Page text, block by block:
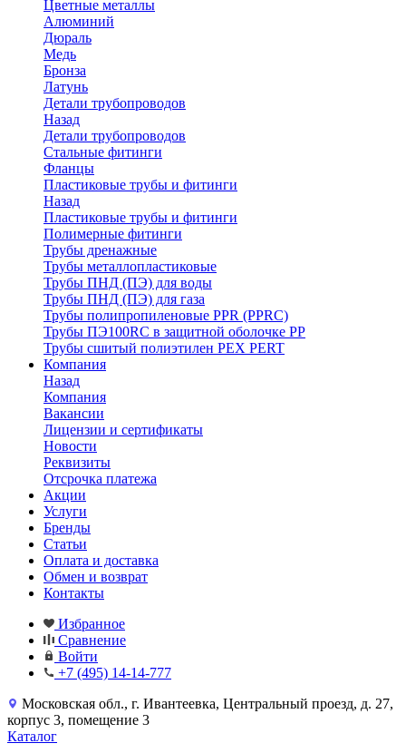
Цветные металлы
Алюминий
Дюраль
Медь
Бронза
Латунь
Детали трубопроводов
Назад
Детали трубопроводов
Стальные фитинги
Фланцы
Пластиковые трубы и фитинги
Назад
Пластиковые трубы и фитинги
Полимерные фитинги
Трубы дренажные
Трубы металлопластиковые
Трубы ПНД (ПЭ) для воды
Трубы ПНД (ПЭ) для газа
Трубы полипропиленовые PPR (PPRC)
Трубы ПЭ100RC в защитной оболочке PP
Трубы сшитый полиэтилен PEX PERT
Компания
Назад
Компания
Вакансии
Лицензии и сертификаты
Новости
Реквизиты
Отсрочка платежа
Акции
Услуги
Бренды
Статьи
Оплата и доставка
Обмен и возврат
Контакты
Избранное
Сравнение
Войти
+7 (495) 14-14-777
Московская обл., г. Ивантеевка, Центральный проезд, д. 27,
корпус 3, помещение 3
Каталог